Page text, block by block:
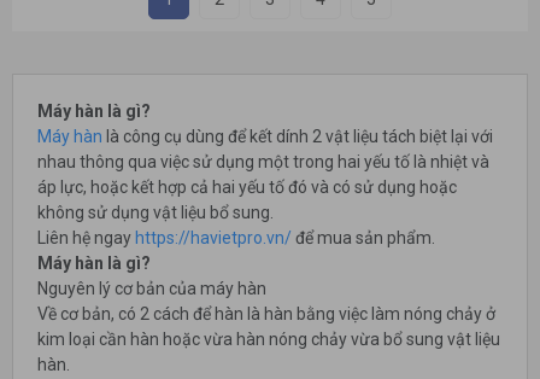
Máy hàn là gì?
Máy hàn là công cụ dùng để kết dính 2 vật liệu tách biệt lại với
nhau thông qua việc sử dụng một trong hai yếu tố là nhiệt và
áp lực, hoặc kết hợp cả hai yếu tố đó và có sử dụng hoặc
không sử dụng vật liệu bổ sung.
Liên hệ ngay https://havietpro.vn/ để mua sản phẩm.
Máy hàn là gì?
Nguyên lý cơ bản của máy hàn
Về cơ bản, có 2 cách để hàn là hàn bằng việc làm nóng chảy ở
kim loại cần hàn hoặc vừa hàn nóng chảy vừa bổ sung vật liệu
hàn.